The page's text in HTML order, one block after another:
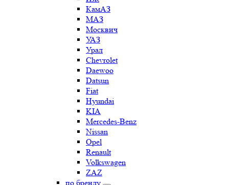
КамАЗ
МАЗ
Москвич
УАЗ
Урал
Chevrolet
Daewoo
Datsun
Fiat
Hyundai
KIA
Mercedes-Benz
Nissan
Opel
Renault
Volkswagen
ZAZ
по бренду